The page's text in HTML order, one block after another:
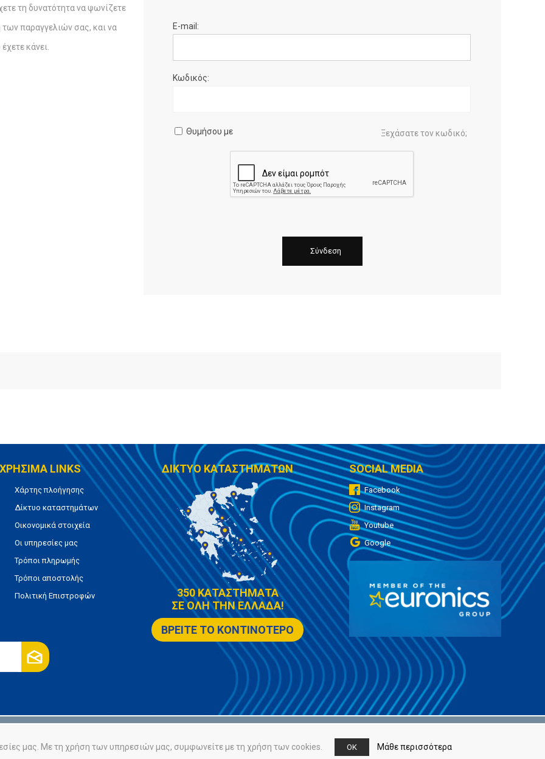
τη δυνατότητα να ψωνίζετε
των παραγγελιών σας, και να
κάνει.
E-mail:
Κωδικός:
Θυμήσου με Ξεχάσατε τον κωδικό;
ΧΡΗΣΙΜΑ LINKS
Χάρτης πλοήγησης
Δίκτυο καταστημάτων
Οικονομικά στοιχεία
Οι υπηρεσίες μας
Τρόποι πληρωμής
Τρόποι αποστολής
Πολιτική Επιστροφών
ΔΙΚΤΥΟ ΚΑΤΑΣΤΗΜΑΤΩΝ
350 ΚΑΤΑΣΤΗΜΑΤΑ
ΣΕ ΟΛΗ ΤΗΝ ΕΛΛΑΔΑ!
ΒΡΕΙΤΕ ΤΟ ΚΟΝΤΙΝΟΤΕΡΟ
SOCIAL MEDIA
Facebook
Instagram
Youtube
Google
Powered bynopCommerce
μας. Με τη χρήση των υπηρεσιών μας, συμφωνείτε με τη χρήση των cookies. OK Μάθε περισσότερα